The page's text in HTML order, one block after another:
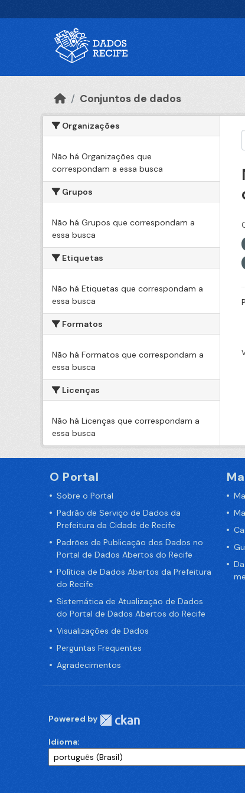
Conjuntos de dados
Organizações
Não há Organizações que
correspondam a essa busca
Grupos
Não há Grupos que correspondam a
essa busca
Etiquetas
Não há Etiquetas que correspondam a
essa busca
Formatos
Não há Formatos que correspondam a
essa busca
Licenças
Não há Licenças que correspondam a
essa busca
O Portal
Sobre o Portal
Padrão de Serviço de Dados da
Prefeitura da Cidade de Recife
Padrões de Publicação dos Dados no
Portal de Dados Abertos do Recife
Política de Dados Abertos da Prefeitura
do Recife
Sistemática de Atualização de Dados
do Portal de Dados Abertos do Recife
Visualizações de Dados
Perguntas Frequentes
Agradecimentos
Powered by
Idioma